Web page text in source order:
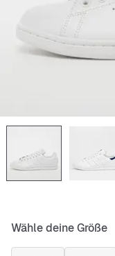
Wähle deine Größe